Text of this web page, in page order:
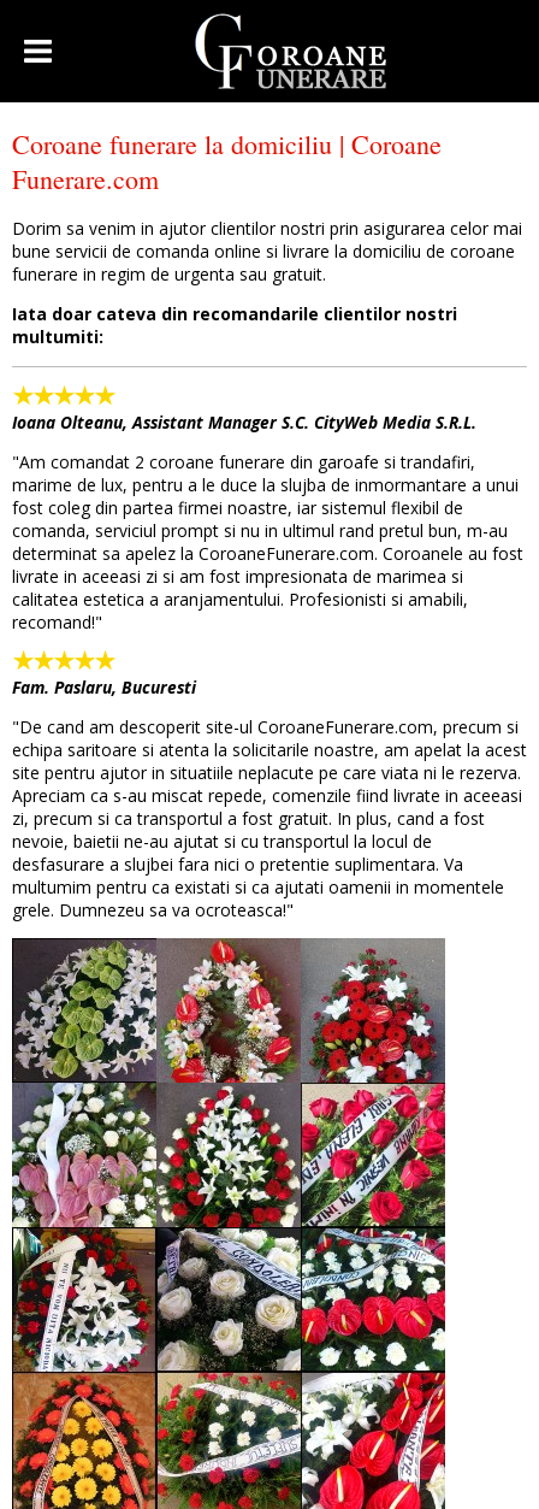
Coroane funerare la domiciliu | Coroane
Funerare.com
Dorim sa venim in ajutor clientilor nostri prin asigurarea celor mai
bune servicii de comanda online si livrare la domiciliu de coroane
funerare in regim de urgenta sau gratuit.
Iata doar cateva din recomandarile clientilor nostri
multumiti:
Ioana Olteanu, Assistant Manager S.C. CityWeb Media S.R.L.
"Am comandat 2 coroane funerare din garoafe si trandafiri,
marime de lux, pentru a le duce la slujba de inmormantare a unui
fost coleg din partea firmei noastre, iar sistemul flexibil de
comanda, serviciul prompt si nu in ultimul rand pretul bun, m-au
determinat sa apelez la CoroaneFunerare.com. Coroanele au fost
livrate in aceeasi zi si am fost impresionata de marimea si
calitatea estetica a aranjamentului. Profesionisti si amabili,
recomand!"
Fam. Paslaru, Bucuresti
"De cand am descoperit site-ul CoroaneFunerare.com, precum si
echipa saritoare si atenta la solicitarile noastre, am apelat la acest
site pentru ajutor in situatiile neplacute pe care viata ni le rezerva.
Apreciam ca s-au miscat repede, comenzile fiind livrate in aceeasi
zi, precum si ca transportul a fost gratuit. In plus, cand a fost
nevoie, baietii ne-au ajutat si cu transportul la locul de
desfasurare a slujbei fara nici o pretentie suplimentara. Va
multumim pentru ca existati si ca ajutati oamenii in momentele
grele. Dumnezeu sa va ocroteasca!"